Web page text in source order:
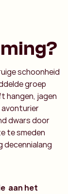
schoonheid
groep
hangen, jagen
avonturier
dwars door
te smeden
decennialang
aan het